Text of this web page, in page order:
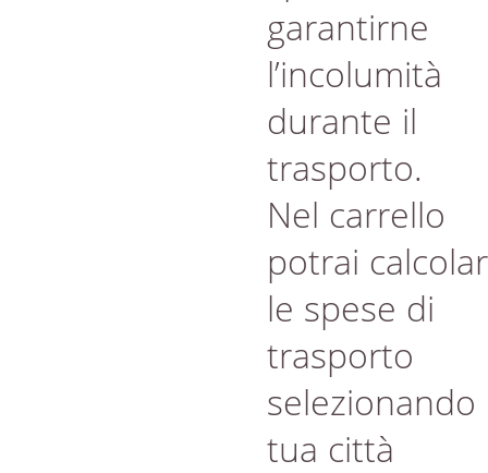
garantirne
l’incolumità
durante il
trasporto.
Nel carrello
potrai
le spese di
trasporto
selezionando
tua città